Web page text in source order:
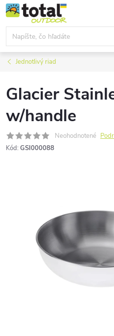
Prejsť
na
obsah
Jednotlivý riad
Glacier
w/handle
Neohodnotené
Kód: GSI000088